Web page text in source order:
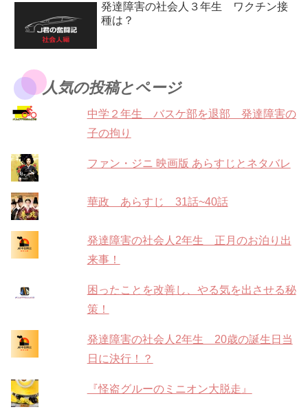
発達障害の社会人３年生 ワクチン接
種は？
人気の投稿とページ
中学２年生 バスケ部を退部 発達障害の
子の拘り
ファン・ジニ 映画版 あらすじとネタバレ
華政 あらすじ 31話~40話
発達障害の社会人2年生 正月のお泊り出
来事！
困ったことを改善し、やる気を出させる秘
策！
発達障害の社会人2年生 20歳の誕生日当
日に決行！？
『怪盗グルーのミニオン大脱走』